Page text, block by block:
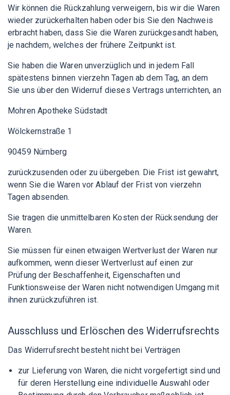
Wir können die Rückzahlung verweigern, bis wir die Waren
wieder zurückerhalten haben oder bis Sie den Nachweis
erbracht haben, dass Sie die Waren zurückgesandt haben,
je nachdem, welches der frühere Zeitpunkt ist.
Sie haben die Waren unverzüglich und in jedem Fall
spätestens binnen vierzehn Tagen ab dem Tag, an dem
Sie uns über den Widerruf dieses Vertrags unterrichten, an
Mohren Apotheke Südstadt
Wölckernstraße 1
90459 Nürnberg
zurückzusenden oder zu übergeben. Die Frist ist gewahrt,
wenn Sie die Waren vor Ablauf der Frist von vierzehn
Tagen absenden.
Sie tragen die unmittelbaren Kosten der Rücksendung der
Waren.
Sie müssen für einen etwaigen Wertverlust der Waren nur
aufkommen, wenn dieser Wertverlust auf einen zur
Prüfung der Beschaffenheit, Eigenschaften und
Funktionsweise der Waren nicht notwendigen Umgang mit
ihnen zurückzuführen ist.
Ausschluss und Erlöschen des Widerrufsrechts
Das Widerrufsrecht besteht nicht bei Verträgen
zur Lieferung von Waren, die nicht vorgefertigt sind und
für deren Herstellung eine individuelle Auswahl oder